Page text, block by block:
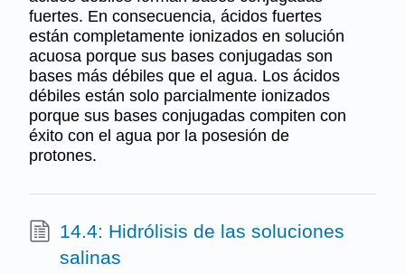
fuertes. En consecuencia, ácidos fuertes
están completamente ionizados en solución
acuosa porque sus bases conjugadas son
bases más débiles que el agua. Los ácidos
débiles están solo parcialmente ionizados
porque sus bases conjugadas compiten con
éxito con el agua por la posesión de
protones.
14.4: Hidrólisis de las soluciones
salinas